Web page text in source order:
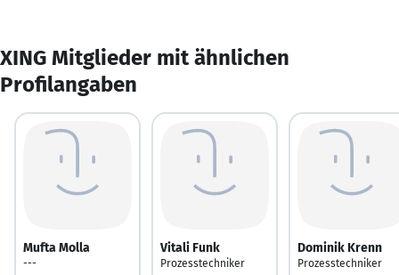
XING Mitglieder mit ähnlichen
Profilangaben
Mufta Molla
---
Vitali Funk
Prozesstechniker
Dominik Krenn
Prozesstechniker